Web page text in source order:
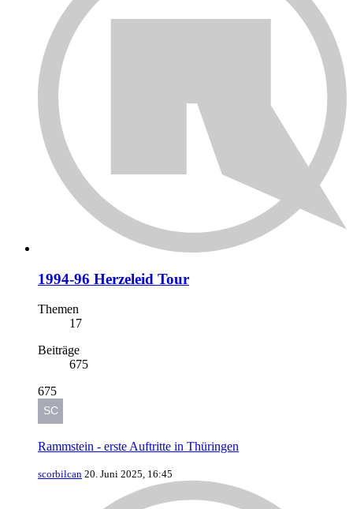
1994-96 Herzeleid Tour
Themen
17
Beiträge
675
675
Rammstein - erste Auftritte in Thüringen
scorbilcan 20. Juni 2025, 16:45